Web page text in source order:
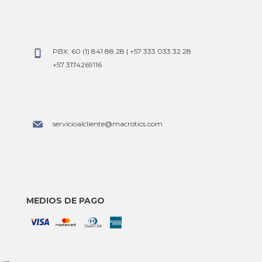
PBX: 60 (1) 841 88 28 | +57 333 033 32 28
+57 3174269116
servicioalcliente@macrotics.com
MEDIOS DE PAGO